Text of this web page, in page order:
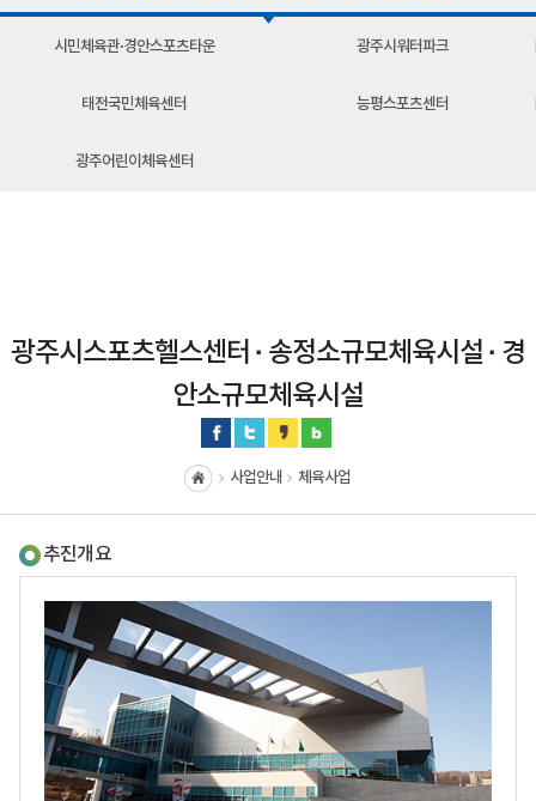
시민체육관·경안스포츠타운 광주시워터파크
태전국민체육센터 능평스포츠센터
광주어린이체육센터
광주시스포츠헬스센터 · 송정소규모체육시설 · 경
안소규모체육시설
사업안내 체육사업
추진개요